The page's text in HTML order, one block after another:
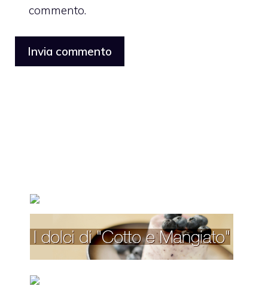
commento.